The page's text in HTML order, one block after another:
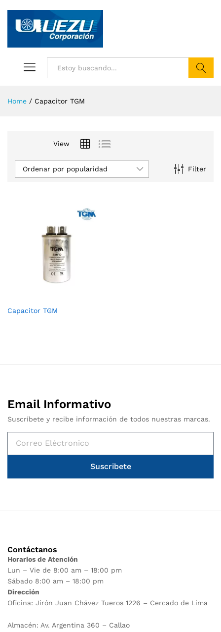
Home / Capacitor TGM
View
Filter
Ordenar por popularidad
Capacitor TGM
Email Informativo
Suscríbete y recibe información de todos nuestras marcas.
Suscribete
Contáctanos
Horarios de Atención
Lun – Vie de 8:00 am – 18:00 pm
Sábado 8:00 am – 18:00 pm
Dirección
Oficina: Jirón Juan Chávez Tueros 1226 – Cercado de Lima
Almacén: Av. Argentina 360 – Callao